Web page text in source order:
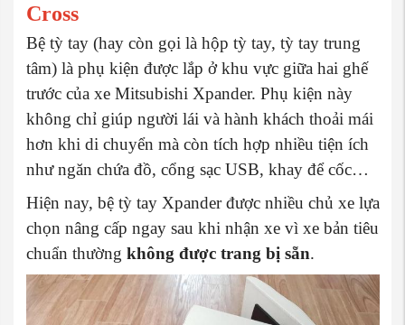
Cross
Bệ tỳ tay (hay còn gọi là hộp tỳ tay, tỳ tay trung
tâm) là phụ kiện được lắp ở khu vực giữa hai ghế
trước của xe Mitsubishi Xpander. Phụ kiện này
không chỉ giúp người lái và hành khách thoải mái
hơn khi di chuyển mà còn tích hợp nhiều tiện ích
như ngăn chứa đồ, cổng sạc USB, khay để cốc…
Hiện nay, bệ tỳ tay Xpander được nhiều chủ xe lựa
chọn nâng cấp ngay sau khi nhận xe vì xe bản tiêu
chuẩn thường không được trang bị sẵn.